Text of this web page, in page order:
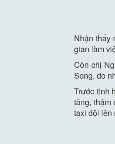
Nhận thấy
gian làm
Còn chị
Song, do
Trước tình
tăng,
taxi đội lên